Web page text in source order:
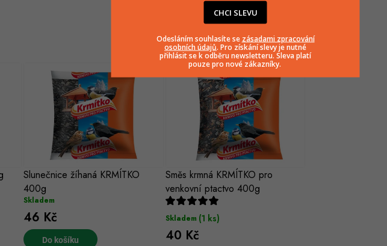
Související produkty
Slunečnice žíhaná KRMÍTKO
400g
Skladem
46 Kč
Do košíku
Směs krmná KRMÍTKO pro
venkovní ptactvo 400g
Skladem (1 ks)
40 Kč
CHCI SLEVU
Odesláním souhlasíte se zásadami zpracování
osobních údajů. Pro získání slevy je nutné
přihlásit se k odběru newsletteru. Sleva platí
pouze pro nové zákazníky.